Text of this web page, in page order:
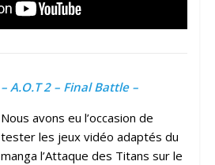
– A.O.T 2 – Final Battle –
Nous avons eu l’occasion de
tester les jeux vidéo adaptés du
manga l’Attaque des Titans sur le